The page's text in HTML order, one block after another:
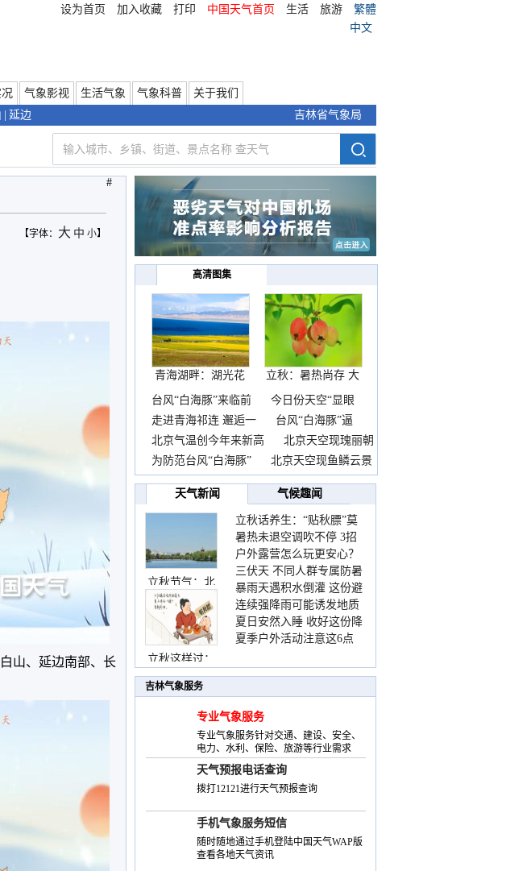
设为首页 加入收藏 打印 中国天气首页 生活 旅游
繁體
中文
气象影视 生活气象 气象科普
关于我们
延边 吉林省气象局
【字体： 大 中 小】
山、延边南部、长
#
高清图集
青海湖畔：湖光花
海长
立秋：暑热尚存 大
台风“白海豚”来临前
今日份天空“显眼
包”
走进青海祁连 邂逅一
台风“白海豚”逼
近
北京气温创今年来新高
北京天空现瑰丽朝
霞
为防范台风“白海豚”
北京天空现鱼鳞云景
观
天气新闻
气候趣闻
立秋节气：北
立秋这样过：
立秋话养生：“贴秋膘”莫
着急 先清暑再防燥
暑热未退空调吹不停 3招
护住肩颈不酸痛
户外露营怎么玩更安心？
这份攻略请收好
三伏天 不同人群专属防暑
要点请收好
暴雨天遇积水倒灌 这份避
险提示请收好
连续强降雨可能诱发地质
灾害 这些前兆要知道
夏日安然入睡 收好这份降
温小贴士
夏季户外活动注意这6点
吉林气象服务
专业气象服务
专业气象服务针对交通、建设、安全、
电力、水利、保险、旅游等行业需求
天气预报电话查询
拨打12121进行天气预报查询
手机气象服务短信
随时随地通过手机登陆中国天气WAP版
查看各地天气资讯